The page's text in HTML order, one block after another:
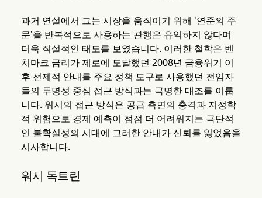
과거 연설에서 그는 시장을 움직이기 위해 '연준의 주
문'을 반복적으로 사용하는 관행은 유익하지 않다며
더욱 직설적인 태도를 보였습니다. 이러한 철학은 벤
치마크 금리가 제로에 도달했던 2008년 금융위기 이
후 선제적 안내를 주요 정책 도구로 사용했던 전임자
들의 투명성 중심 접근 방식과는 극명한 대조를 이룹
니다. 워시의 접근 방식은 공급 측면의 충격과 지정학
적 위험으로 경제 예측이 점점 더 어려워지는 극단적
인 불확실성의 시대에 그러한 안내가 신뢰를 잃었음을
시사합니다.
워시 독트린